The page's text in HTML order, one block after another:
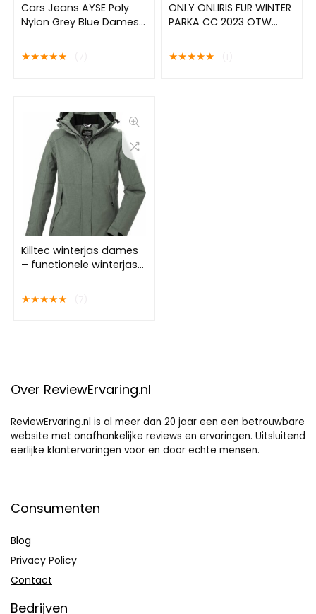
Cars Jeans AYSE Poly
Nylon Grey Blue Dames
★★★★★
ONLY ONLIRIS FUR WINTER
PARKA CC 2023 OTW
★★★★★
Killtec winterjas dames
– functionele winterjas
– maat 44
★★★★★
Over ReviewErvaring.nl
ReviewErvaring.nl is al meer dan 20 jaar een een betrouwbare
website met onafhankelijke reviews en ervaringen. Uitsluitend
eerlijke klantervaringen voor en door echte mensen.
Consumenten
Blog
Privacy Policy
Contact
Bedrijven